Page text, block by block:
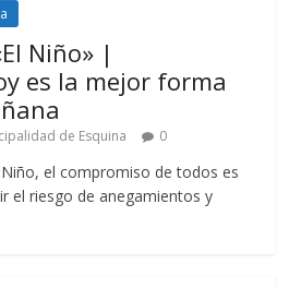
Niño» |
es la mejor forma
de Esquina 0
el compromiso de todos es
el riesgo de anegamientos y